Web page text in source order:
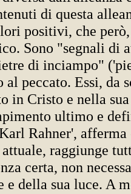
di questa
positivi, che
Sono "segnali di
di inciampo"
al peccato. Essi, da
in Cristo e nella
ultimo e
Rahner',
raggiunge
certa, non
e della sua luce. A